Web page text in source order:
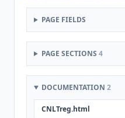
PAGE FIELDS
PAGE SECTIONS 4
DOCUMENTATION 2
CNLTreg.html